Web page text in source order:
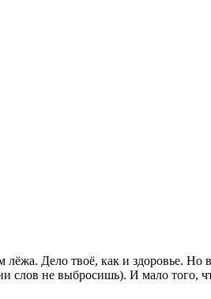
Дело твоё, как и здоровье. Но
слов не выбросишь). И мало того,